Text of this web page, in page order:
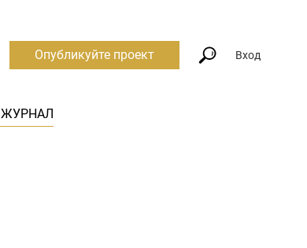
ЖУРНАЛ
Опубликуйте проект Вход